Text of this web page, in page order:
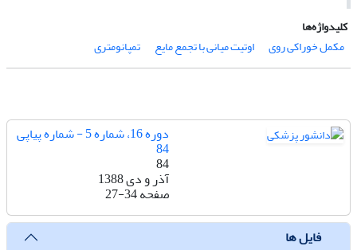
کلیدواژه‌ها
مکمل خوراکی روی
اوتیت میانی با تجمع مایع تمپانومتری
دوره 16، شماره 5 - شماره پیاپی
84
84
آذر و دی 1388
صفحه27-34
فایل ها